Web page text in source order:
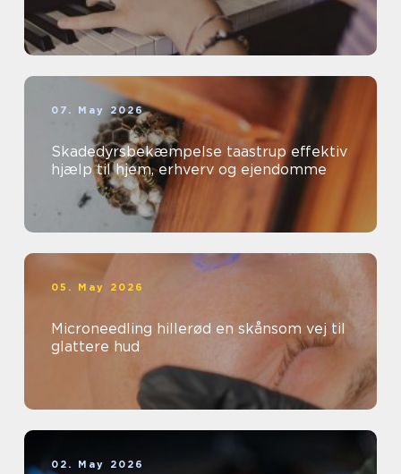
07. May 2026
Skadedyrsbekæmpelse taastrup effektiv
hjælp til hjem, erhverv og ejendomme
05. May 2026
Microneedling hillerød en skånsom vej til
glattere hud
02. May 2026